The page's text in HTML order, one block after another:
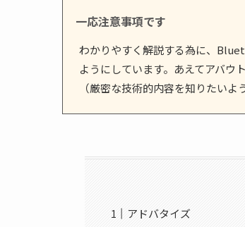
一応注意事項です
わかりやすく解説する為に、
ようにしています。あえてアバウ
（厳密な技術的内容を知りたい
アドバタイズ